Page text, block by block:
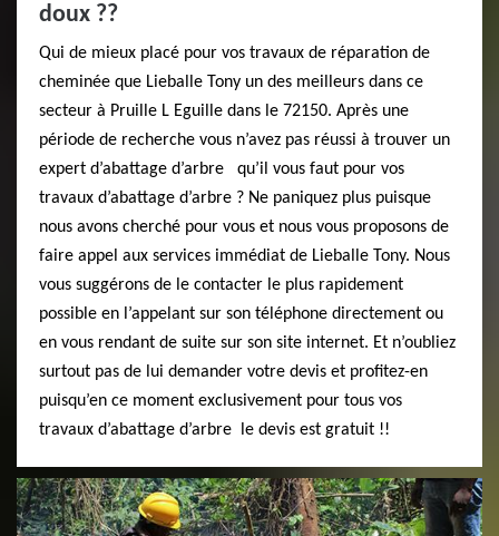
doux ??
Qui de mieux placé pour vos travaux de réparation de
cheminée que Lieballe Tony un des meilleurs dans ce
secteur à Pruille L Eguille dans le 72150. Après une
période de recherche vous n’avez pas réussi à trouver un
expert d’abattage d’arbre qu’il vous faut pour vos
travaux d’abattage d’arbre ? Ne paniquez plus puisque
nous avons cherché pour vous et nous vous proposons de
faire appel aux services immédiat de Lieballe Tony. Nous
vous suggérons de le contacter le plus rapidement
possible en l’appelant sur son téléphone directement ou
en vous rendant de suite sur son site internet. Et n’oubliez
surtout pas de lui demander votre devis et profitez-en
puisqu’en ce moment exclusivement pour tous vos
travaux d’abattage d’arbre le devis est gratuit !!